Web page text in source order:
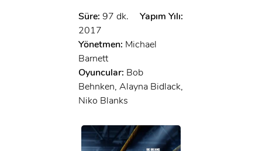
Süre: 97 dk.
Yapım Yılı:
2017
Yönetmen: Michael
Barnett
Oyuncular: Bob
Behnken, Alayna Bidlack,
Niko Blanks